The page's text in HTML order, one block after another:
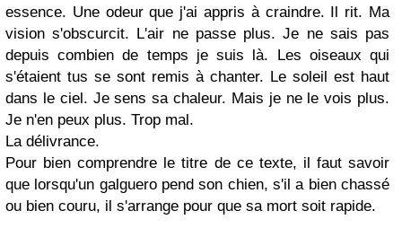
essence. Une odeur que j'ai appris à craindre. Il rit. Ma
vision s'obscurcit. L'air ne passe plus. Je ne sais pas
depuis combien de temps je suis là. Les oiseaux qui
s'étaient tus se sont remis à chanter. Le soleil est haut
dans le ciel. Je sens sa chaleur. Mais je ne le vois plus.
Je n'en peux plus. Trop mal.
La délivrance.
Pour bien comprendre le titre de ce texte, il faut savoir
que lorsqu'un galguero pend son chien, s'il a bien chassé
ou bien couru, il s'arrange pour que sa mort soit rapide.